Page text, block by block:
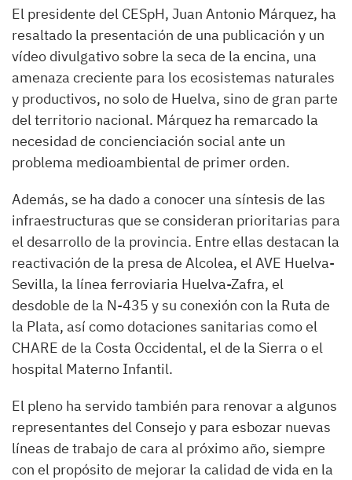
El presidente del CESpH, Juan Antonio Márquez, ha
resaltado la presentación de una publicación y un
vídeo divulgativo sobre la seca de la encina, una
amenaza creciente para los ecosistemas naturales
y productivos, no solo de Huelva, sino de gran parte
del territorio nacional. Márquez ha remarcado la
necesidad de concienciación social ante un
problema medioambiental de primer orden.
Además, se ha dado a conocer una síntesis de las
infraestructuras que se consideran prioritarias para
el desarrollo de la provincia. Entre ellas destacan la
reactivación de la presa de Alcolea, el AVE Huelva-
Sevilla, la línea ferroviaria Huelva-Zafra, el
desdoble de la N-435 y su conexión con la Ruta de
la Plata, así como dotaciones sanitarias como el
CHARE de la Costa Occidental, el de la Sierra o el
hospital Materno Infantil.
El pleno ha servido también para renovar a algunos
representantes del Consejo y para esbozar nuevas
líneas de trabajo de cara al próximo año, siempre
con el propósito de mejorar la calidad de vida en la